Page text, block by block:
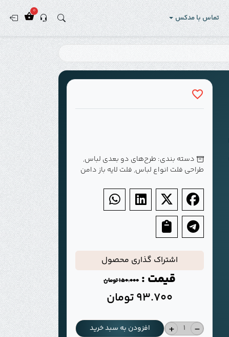
تماس با مدکس
0
دسته بندی: طرح‌های دو بعدی لباس,
طراحی فلت انواع لباس, فلت لایه باز دامن
اشتراک گذاری محصول
قیمت :150.000تومان
93.700تومان
-
+ افزودن به سبد خرید